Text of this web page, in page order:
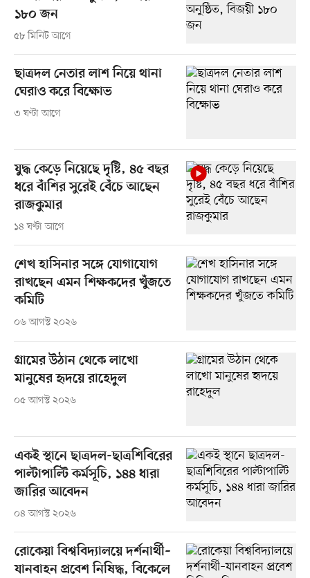
১৮০ জন
৫৮ মিনিট আগে
ছাত্রদল নেতার লাশ নিয়ে থানা
ঘেরাও করে বিক্ষোভ
৩ ঘণ্টা আগে
যুদ্ধ কেড়ে নিয়েছে দৃষ্টি, ৪৫ বছর
ধরে বাঁশির সুরেই বেঁচে আছেন
রাজকুমার
১৪ ঘণ্টা আগে
শেখ হাসিনার সঙ্গে যোগাযোগ
রাখছেন এমন শিক্ষকদের খুঁজতে
কমিটি
০৬ আগস্ট ২০২৬
গ্রামের উঠান থেকে লাখো
মানুষের হৃদয়ে রাহেদুল
০৫ আগস্ট ২০২৬
একই স্থানে ছাত্রদল-ছাত্রশিবিরের
পাল্টাপাল্টি কর্মসূচি, ১৪৪ ধারা
জারির আবেদন
০৪ আগস্ট ২০২৬
রোকেয়া বিশ্ববিদ্যালয়ে দর্শনার্থী–
যানবাহন প্রবেশ নিষিদ্ধ, বিকেলে